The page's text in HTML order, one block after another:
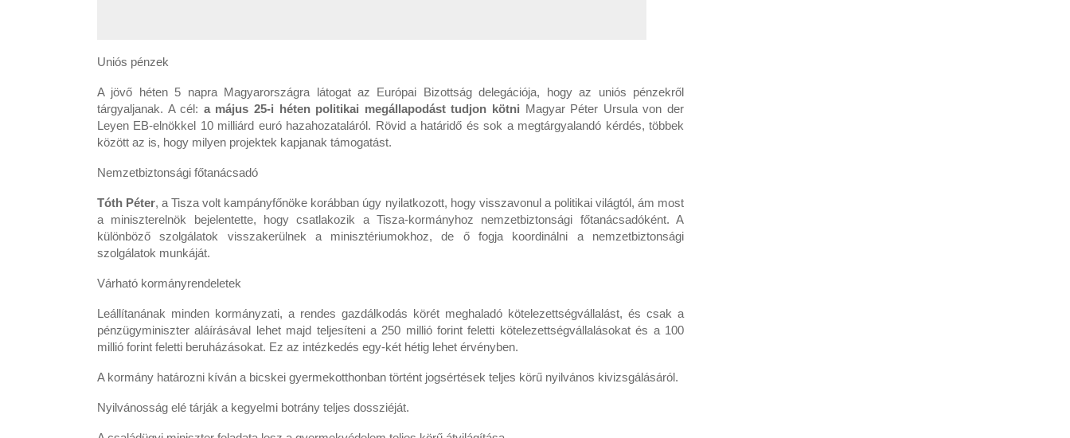
Uniós pénzek
A jövő héten 5 napra Magyarországra látogat az Európai Bizottság delegációja, hogy az uniós pénzekről
tárgyaljanak. A cél: a május 25-i héten politikai megállapodást tudjon kötni Magyar Péter Ursula von der
Leyen EB-elnökkel 10 milliárd euró hazahozataláról. Rövid a határidő és sok a megtárgyalandó kérdés, többek
között az is, hogy milyen projektek kapjanak támogatást.
Nemzetbiztonsági főtanácsadó
Tóth Péter, a Tisza volt kampányfőnöke korábban úgy nyilatkozott, hogy visszavonul a politikai világtól, ám most
a miniszterelnök bejelentette, hogy csatlakozik a Tisza-kormányhoz nemzetbiztonsági főtanácsadóként. A
különböző szolgálatok visszakerülnek a minisztériumokhoz, de ő fogja koordinálni a nemzetbiztonsági
szolgálatok munkáját.
Várható kormányrendeletek
Leállítanának minden kormányzati, a rendes gazdálkodás körét meghaladó kötelezettségvállalást, és csak a
pénzügyminiszter aláírásával lehet majd teljesíteni a 250 millió forint feletti kötelezettségvállalásokat és a 100
millió forint feletti beruházásokat. Ez az intézkedés egy-két hétig lehet érvényben.
A kormány határozni kíván a bicskei gyermekotthonban történt jogsértések teljes körű nyilvános kivizsgálásáról.
Nyilvánosság elé tárják a kegyelmi botrány teljes dossziéját.